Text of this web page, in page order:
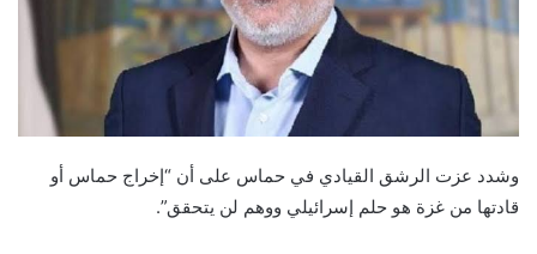
وشدد عزت الرشق القيادي في حماس على أن “إخراج حماس أو
قادتها من غزة هو حلم إسرائيلي ووهم لن يتحقق”.